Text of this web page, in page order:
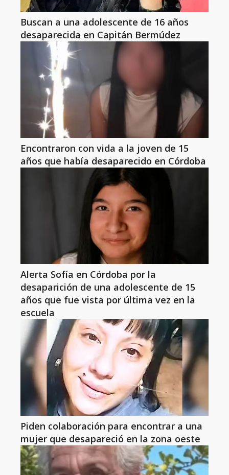
Buscan a una adolescente de 16 años
desaparecida en Capitán Bermúdez
Encontraron con vida a la joven de 15
años que había desaparecido en Córdoba
Alerta Sofía en Córdoba por la
desaparición de una adolescente de 15
años que fue vista por última vez en la
escuela
Piden colaboración para encontrar a una
mujer que desapareció en la zona oeste